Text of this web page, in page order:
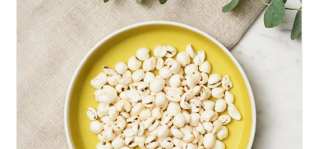
フリーズドライ こ
つぶ納豆 S 約10g
495 (税込)
北海道ビスケット
ブルーベリー M 約5
0g
¥847 (税込)
うるち米スナック
酵素入り S 約8g
¥495 (税込)
鱈（たら）ほぐし
約10g
¥495